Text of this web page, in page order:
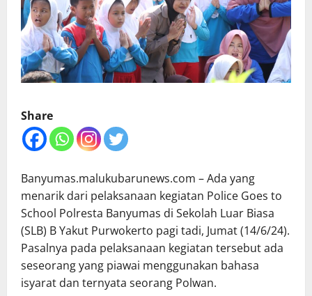
Share
Banyumas.malukubarunews.com – Ada yang
menarik dari pelaksanaan kegiatan Police Goes to
School Polresta Banyumas di Sekolah Luar Biasa
(SLB) B Yakut Purwokerto pagi tadi, Jumat (14/6/24).
Pasalnya pada pelaksanaan kegiatan tersebut ada
seseorang yang piawai menggunakan bahasa
isyarat dan ternyata seorang Polwan.